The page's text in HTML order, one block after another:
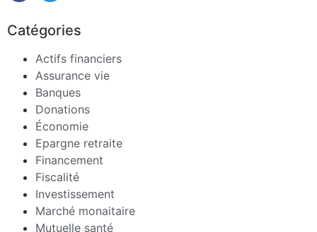
Catégories
Actifs financiers
Assurance vie
Banques
Donations
Économie
Epargne retraite
Financement
Fiscalité
Investissement
Marché monaitaire
Mutuelle santé